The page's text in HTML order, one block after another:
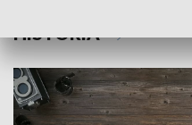
HISTORIA